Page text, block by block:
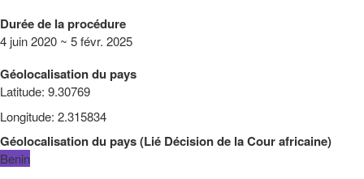
Durée de la procédure
4 juin 2020 ~ 5 févr. 2025
Géolocalisation du pays
Latitude: 9.30769
Longitude: 2.315834
Géolocalisation du pays(Lié Décision de la Cour africaine)
Benin